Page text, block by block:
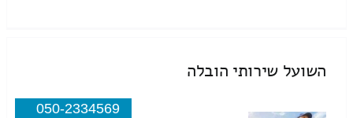
השועל שירותי הובלה
050-2334569